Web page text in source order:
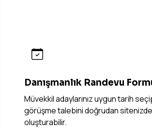
Danışmanlık Randevu
Müvekkil adaylarınız uygun tarih
görüşme talebini doğrudan
oluşturabilir.